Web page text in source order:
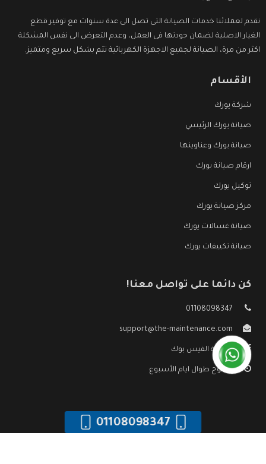
نقدم لعملائنا خدمات الصيانة التى تصل الى عدة سنوات مع توفير قطع
الغيار الاصلية لضمان جودتها فى العمل، وعدم التعرض الى نفس المشكلة
اكثر من مرة، الصيانة لجميع الاجهزة الكهربائية تتم بشكل سريع ومتميز.
الأقسام
شركة يورك
صيانة يورك الرئيسي
صيانة يورك وعناوينها
ارقام صيانة يورك
توكيل يورك
مركز صيانة يورك
صيانة غسالات يورك
صيانة تكييفات يورك
كن دائما على تواصل معنا!
01108098347
support@the-maintenance.com
صفحة الفيس بوك
مفتوح طوال ايام الأسبوع
01108098347